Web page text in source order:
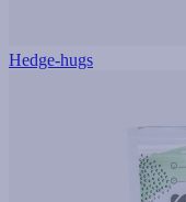
Hedge-hugs